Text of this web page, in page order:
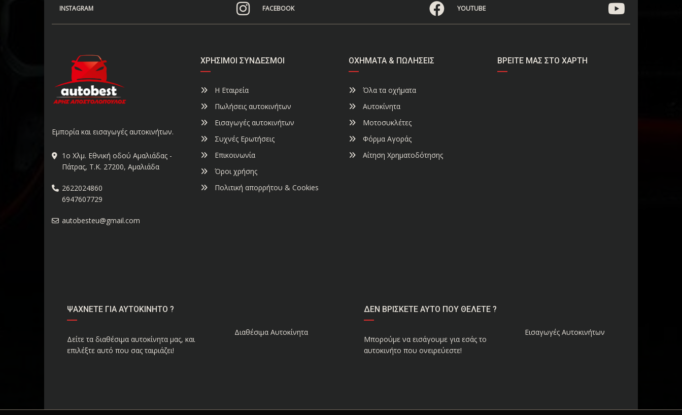
INSTAGRAM FACEBOOK YOUTUBE
Εμπορία και εισαγωγές αυτοκινήτων.
1ο Χλμ. Εθνική οδού Αμαλιάδας -
Πάτρας, Τ.Κ. 27200, Αμαλιάδα
2622024860
6947607729
autobesteu@gmail.com
ΧΡΉΣΙΜΟΙ ΣΎΝΔΕΣΜΟΙ
Η Εταιρεία
Πωλήσεις αυτοκινήτων
Εισαγωγές αυτοκινήτων
Συχνές Ερωτήσεις
Επικοινωνία
Όροι χρήσης
Πολιτική απορρήτου & Cookies
ΟΧΉΜΑΤΑ & ΠΩΛΉΣΕΙΣ
Όλα τα οχήματα
Αυτοκίνητα
Μοτοσυκλέτες
Φόρμα Αγοράς
Αίτηση Χρηματοδότησης
ΒΡΕΊΤΕ ΜΑΣ ΣΤΟ ΧΆΡΤΗ
ΨΑΧΝΕΤΕ ΓΙΑ ΑΥΤΟΚΙΝΗΤΟ ?
Δείτε τα διαθέσιμα αυτοκίνητα μας, και
επιλέξτε αυτό που σας ταιριάζει!
Διαθέσιμα Αυτοκίνητα
ΔΕΝ ΒΡΙΣΚΕΤΕ ΑΥΤΟ ΠΟΥ ΘΕΛΕΤΕ ?
Μπορούμε να εισάγουμε για εσάς το
αυτοκινήτο που ονειρεύεστε!
Εισαγωγές Αυτοκινήτων